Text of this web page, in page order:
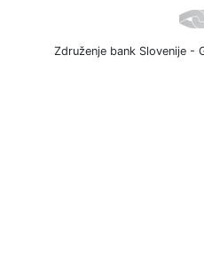
Združenje bank Slovenije -